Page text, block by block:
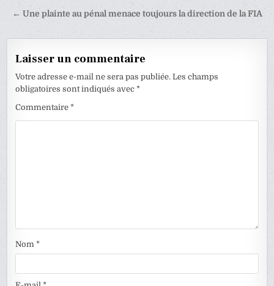
l’article
← Une plainte au pénal menace toujours la direction de la FIA
Laisser un commentaire
Votre adresse e-mail ne sera pas publiée. Les champs
obligatoires sont indiqués avec*
Commentaire*
Nom*